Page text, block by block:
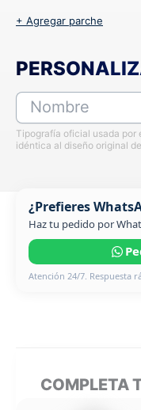
+ Agregar parche
Nombre
Tipografía oficial usada por
idéntica al diseño original
¿Prefieres
Haz tu pedido por
Atención 24/7. Respuesta
COMPLETA